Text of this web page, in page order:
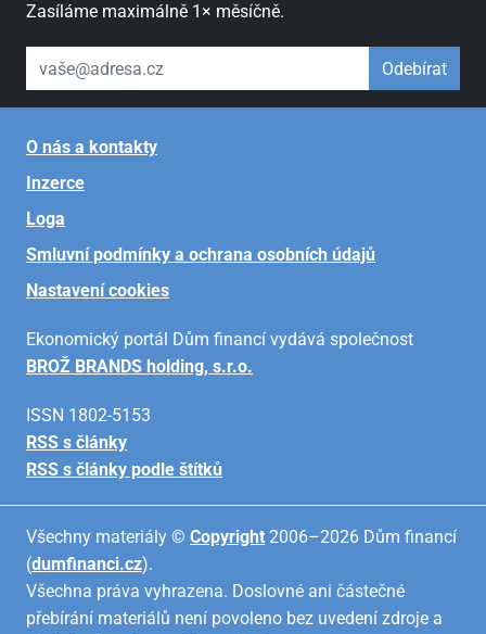
Zasíláme maximálně 1× měsíčně.
váš email Odebírat
O nás a kontakty
Inzerce
Loga
Smluvní podmínky a ochrana osobních údajů
Nastavení cookies
Ekonomický portál Dům financí vydává společnost
BROŽ BRANDS holding, s.r.o.
ISSN 1802-5153
RSS s články
RSS s články podle štítků
Všechny materiály © Copyright 2006–2026 Dům financí
(dumfinanci.cz).
Všechna práva vyhrazena. Doslovné ani částečné
přebírání materiálů není povoleno bez uvedení zdroje a